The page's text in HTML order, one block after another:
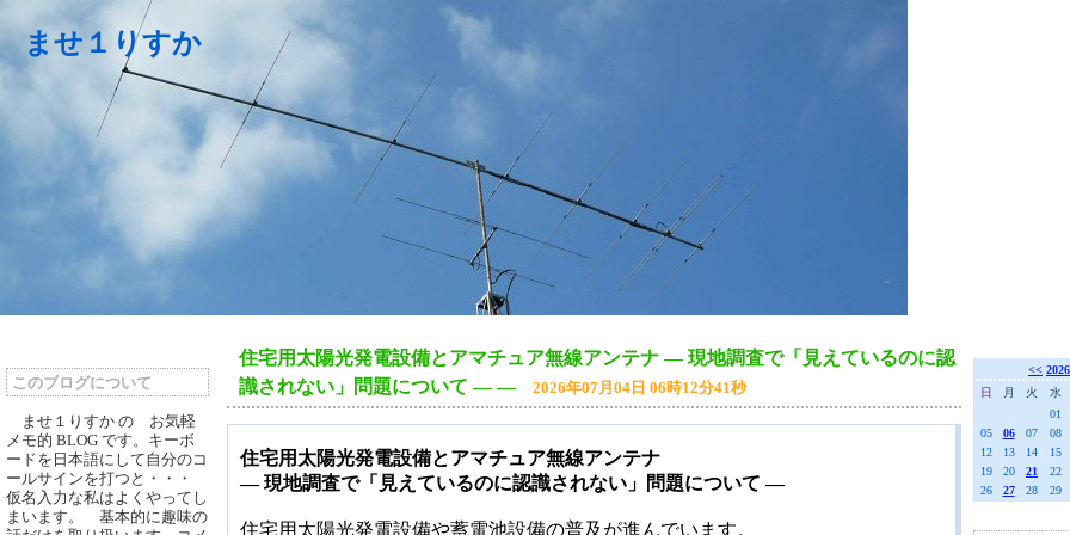
ませ１りすか
このブログについて
ませ１りすか の お気軽
メモ的 BLOG です。キーボ
ードを日本語にして自分のコ
ールサインを打つと・・・
仮名入力な私はよくやってし
まいます。 基本的に趣味の
住宅用太陽光発電設備とアマチュア無線アンテナ ― 現地調査で「見えているのに認
識されない」問題について ―― 2026年07月04日 06時12分41秒
住宅用太陽光発電設備とアマチュア無線アンテナ
― 現地調査で「見えているのに認識されない」問題について ―
住宅用太陽光発電設備や蓄電池設備の普及が進んでいます。
<<
日
月 火 水
01
05
06 07 08
12
13 14 15
19
20 21 22
26
27 28 29